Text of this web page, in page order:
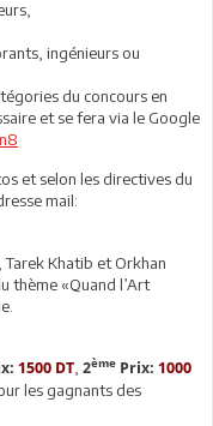
ingénieurs ou
du concours en
et se fera via le Google
et selon les directives du
mail:
Khatib et Orkhan
thème «Quand l’Art
1500 DT 2ème Prix: 1000
les gagnants des